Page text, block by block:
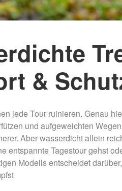
&
jede Tour ruinieren. Genau
und aufgeweichten
Aber wasserdicht allein
entspannte Tagestour gehst
Modells entscheidet